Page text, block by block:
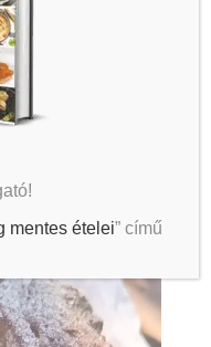
mentes ételei” című